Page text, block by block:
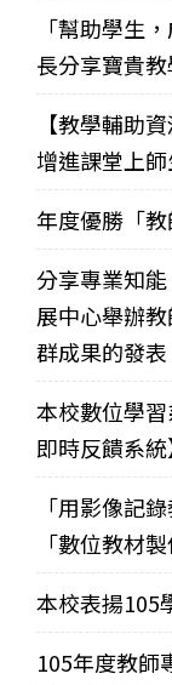
「幫助學生
長分享寶貴
【教學輔助
增進課堂上師
年度優勝「
分享專業知
展中心舉辦
群成果的發
本校數位學
即時反饋系
「用影像記
「數位教材
本校表揚105
105年度教師